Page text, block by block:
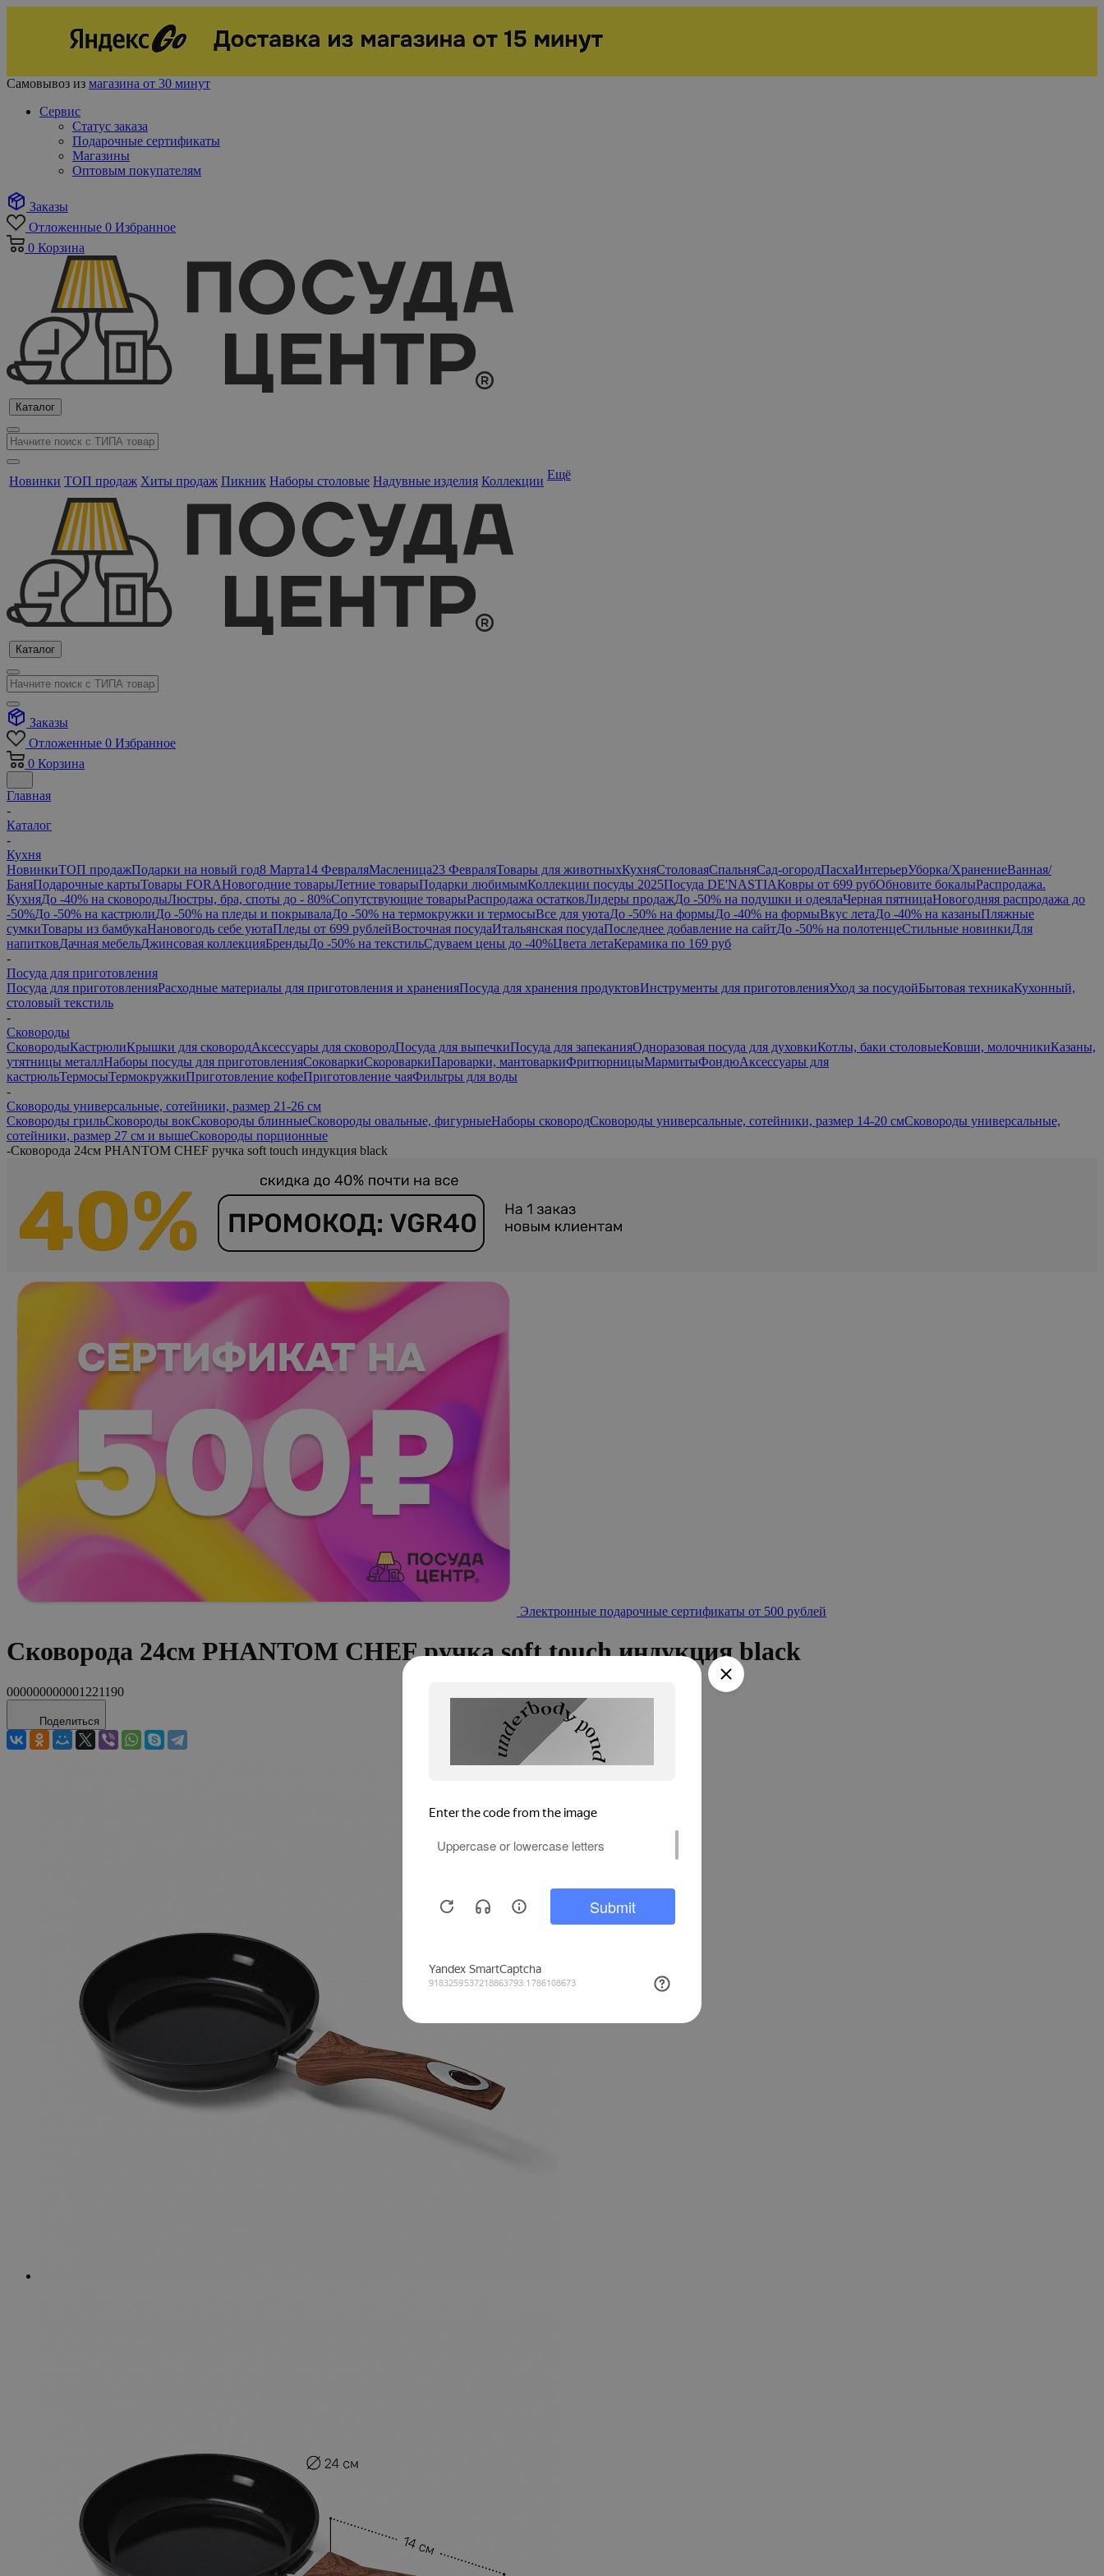
Самовывоз из магазина от 30 минут
Сервис
Статус заказа
Подарочные сертификаты
Магазины
Оптовым покупателям
Заказы
Отложенные 0 Избранное
0 Корзина
Каталог
Новинки ТОП продаж Хиты продаж Пикник Наборы столовые Надувные изделия Коллекции Ещё
Каталог
Заказы
Отложенные 0 Избранное
0 Корзина
Главная
-
Каталог
-
Кухня
НовинкиТОП продажПодарки на новый год8 Марта14 ФевраляМасленица23 ФевраляТовары для животныхКухняСтоловаяСпальняСад-огородПасхаИнтерьерУборка/ХранениеВанная/
БаняПодарочные картыТовары FORAНовогодние товарыЛетние товарыПодарки любимымКоллекции посуды 2025Посуда DE'NASTIAКовры от 699 рубОбновите бокалыРаспродажа.
КухняДо -40% на сковородыЛюстры, бра, споты до - 80%Сопутствующие товарыРаспродажа остатковЛидеры продажДо -50% на подушки и одеялаЧерная пятницаНовогодняя распродажа до
-50%До -50% на кастрюлиДо -50% на пледы и покрывалаДо -50% на термокружки и термосыВсе для уютаДо -50% на формыДо -40% на формыВкус летаДо -40% на казаныПляжные
сумкиТовары из бамбукаНановогодь себе уютаПледы от 699 рублейВосточная посудаИтальянская посудаПоследнее добавление на сайтДо -50% на полотенцеСтильные новинкиДля
напитковДачная мебельДжинсовая коллекцияБрендыДо -50% на текстильСдуваем цены до -40%Цвета летаКерамика по 169 руб
-
Посуда для приготовления
Посуда для приготовленияРасходные материалы для приготовления и храненияПосуда для хранения продуктовИнструменты для приготовленияУход за посудойБытовая техникаКухонный,
столовый текстиль
-
Сковороды
СковородыКастрюлиКрышки для сковородАксессуары для сковородПосуда для выпечкиПосуда для запеканияОдноразовая посуда для духовкиКотлы, баки столовыеКовши, молочникиКазаны,
утятницы металлНаборы посуды для приготовленияСоковаркиСкороваркиПароварки, мантоваркиФритюрницыМармитыФондюАксессуары для
кастрюльТермосыТермокружкиПриготовление кофеПриготовление чаяФильтры для воды
-
Сковороды универсальные, сотейники, размер 21-26 см
Сковороды грильСковороды вокСковороды блинныеСковороды овальные, фигурныеНаборы сковородСковороды универсальные, сотейники, размер 14-20 смСковороды универсальные,
сотейники, размер 27 см и вышеСковороды порционные
-Сковорода 24см PHANTOM CHEF ручка soft touch индукция black
Электронные подарочные сертификаты от 500 рублей
Сковорода 24см PHANTOM CHEF ручка soft touch индукция black
000000000001221190
Поделиться